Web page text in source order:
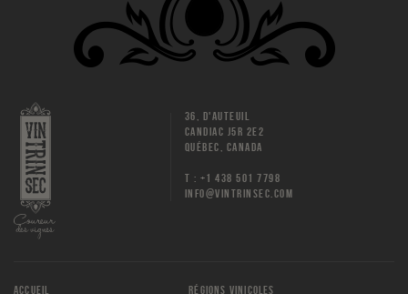
36, D'AUTEUIL
CANDIAC J5R 2E2
QUÉBEC, CANADA
T : +1 438 501 7798
INFO@VINTRINSEC.COM
ACCUEIL RÉGIONS VINICOLES